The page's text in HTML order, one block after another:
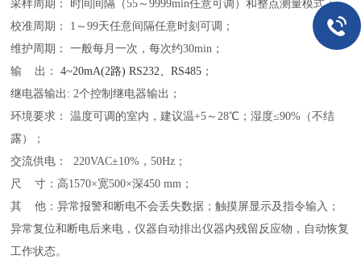
采样周期： 时间间隔（55 ～9999min任意可调）和整点测量模式；
校准周期：
1 ～99天任意间隔任意时刻可调；
维护周期：
一般每月一次，每次约30min ；
输
出： 4~20mA(2路) RS232、RS485 ；
继电器输出 : 2个控制继电器输出；
环境要求：
温度可调的室内，建议温+5 ～28℃；湿度≤90% （不结
露）；
交流供电：
220VAC±10% ，50Hz ；
尺
寸：高1570×宽500×深450 mm ；
其
他：异常报警和断电不会丢失数据；触摸屏显示及指令输入；
异常复位和断电后来电，仪器自动排出仪器内残留反应物，自动恢复
工作状态。